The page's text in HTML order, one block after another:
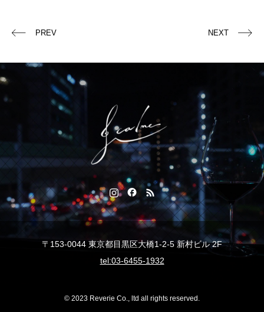
PREV NEXT
〒153-0044 東京都目黒区大橋1-2-5 新村ビル 2F
tel:03-6455-1932
© 2023 Reverie Co., ltd all rights reserved.